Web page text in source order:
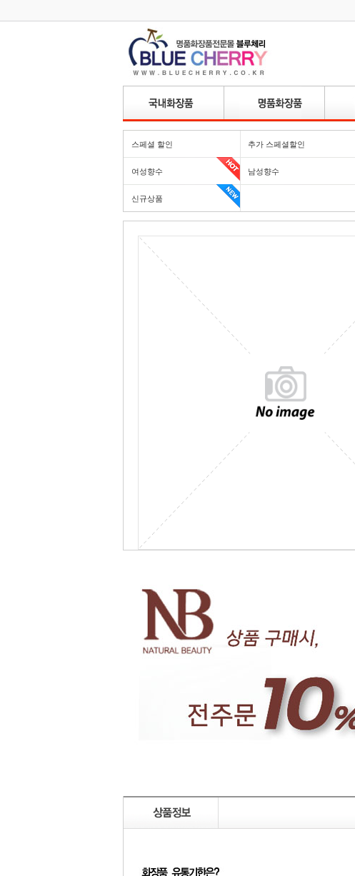
스페셜 할인 추가 스페셜할인
여성향수 남성향수
신규상품